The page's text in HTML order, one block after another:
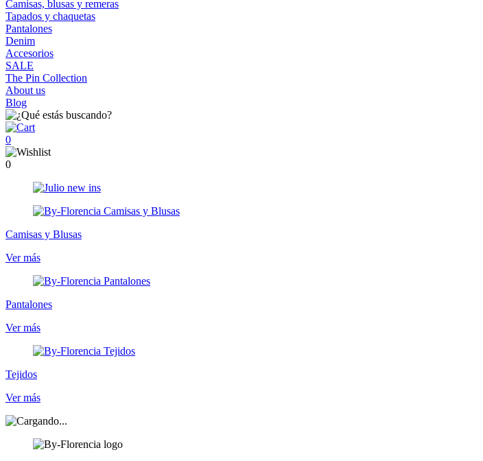
Camisas, blusas y remeras
Tapados y chaquetas
Pantalones
Denim
Accesorios
SALE
The Pin Collection
About us
Blog
0
0
Camisas y Blusas
Ver más
Pantalones
Ver más
Tejidos
Ver más